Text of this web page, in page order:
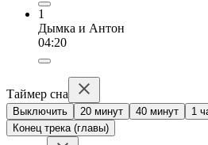
1
Дымка и Антон
04:20
Таймер сна
Выключить 20 минут 40 минут 1
Конец трека (главы)